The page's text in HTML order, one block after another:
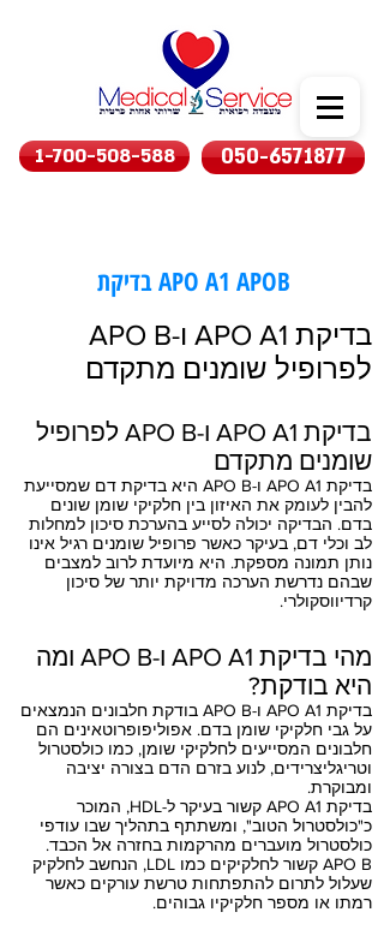
1-700-508-588 050-6571877
בדיקת APO A1 APOB
בדיקת APO A1 ו-APO B
לפרופיל שומנים מתקדם
בדיקת APO A1 ו-APO B לפרופיל
שומנים מתקדם
בדיקת APO A1 ו-APO B היא בדיקת דם שמסייעת
להבין לעומק את האיזון בין חלקיקי שומן שונים
בדם. הבדיקה יכולה לסייע בהערכת סיכון למחלות
לב וכלי דם, בעיקר כאשר פרופיל שומנים רגיל אינו
נותן תמונה מספקת. היא מיועדת לרוב למצבים
שבהם נדרשת הערכה מדויקת יותר של סיכון
קרדיווסקולרי.
מהי בדיקת APO A1 ו-APO B ומה
היא בודקת?
בדיקת APO A1 ו-APO B בודקת חלבונים הנמצאים
על גבי חלקיקי שומן בדם. אפוליפופרוטאינים הם
חלבונים המסייעים לחלקיקי שומן, כמו כולסטרול
וטריגליצרידים, לנוע בזרם הדם בצורה יציבה
ומבוקרת.
בדיקת APO A1 קשור בעיקר ל-HDL, המוכר
כ"כולסטרול הטוב", ומשתתף בתהליך שבו עודפי
כולסטרול מועברים מהרקמות בחזרה אל הכבד.
APO B קשור לחלקיקים כמו LDL, הנחשב לחלקיק
שעלול לתרום להתפתחות טרשת עורקים כאשר
רמתו או מספר חלקיקיו גבוהים.